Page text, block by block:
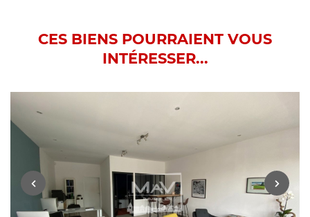
CES BIENS POURRAIENT VOUS
INTÉRESSER...